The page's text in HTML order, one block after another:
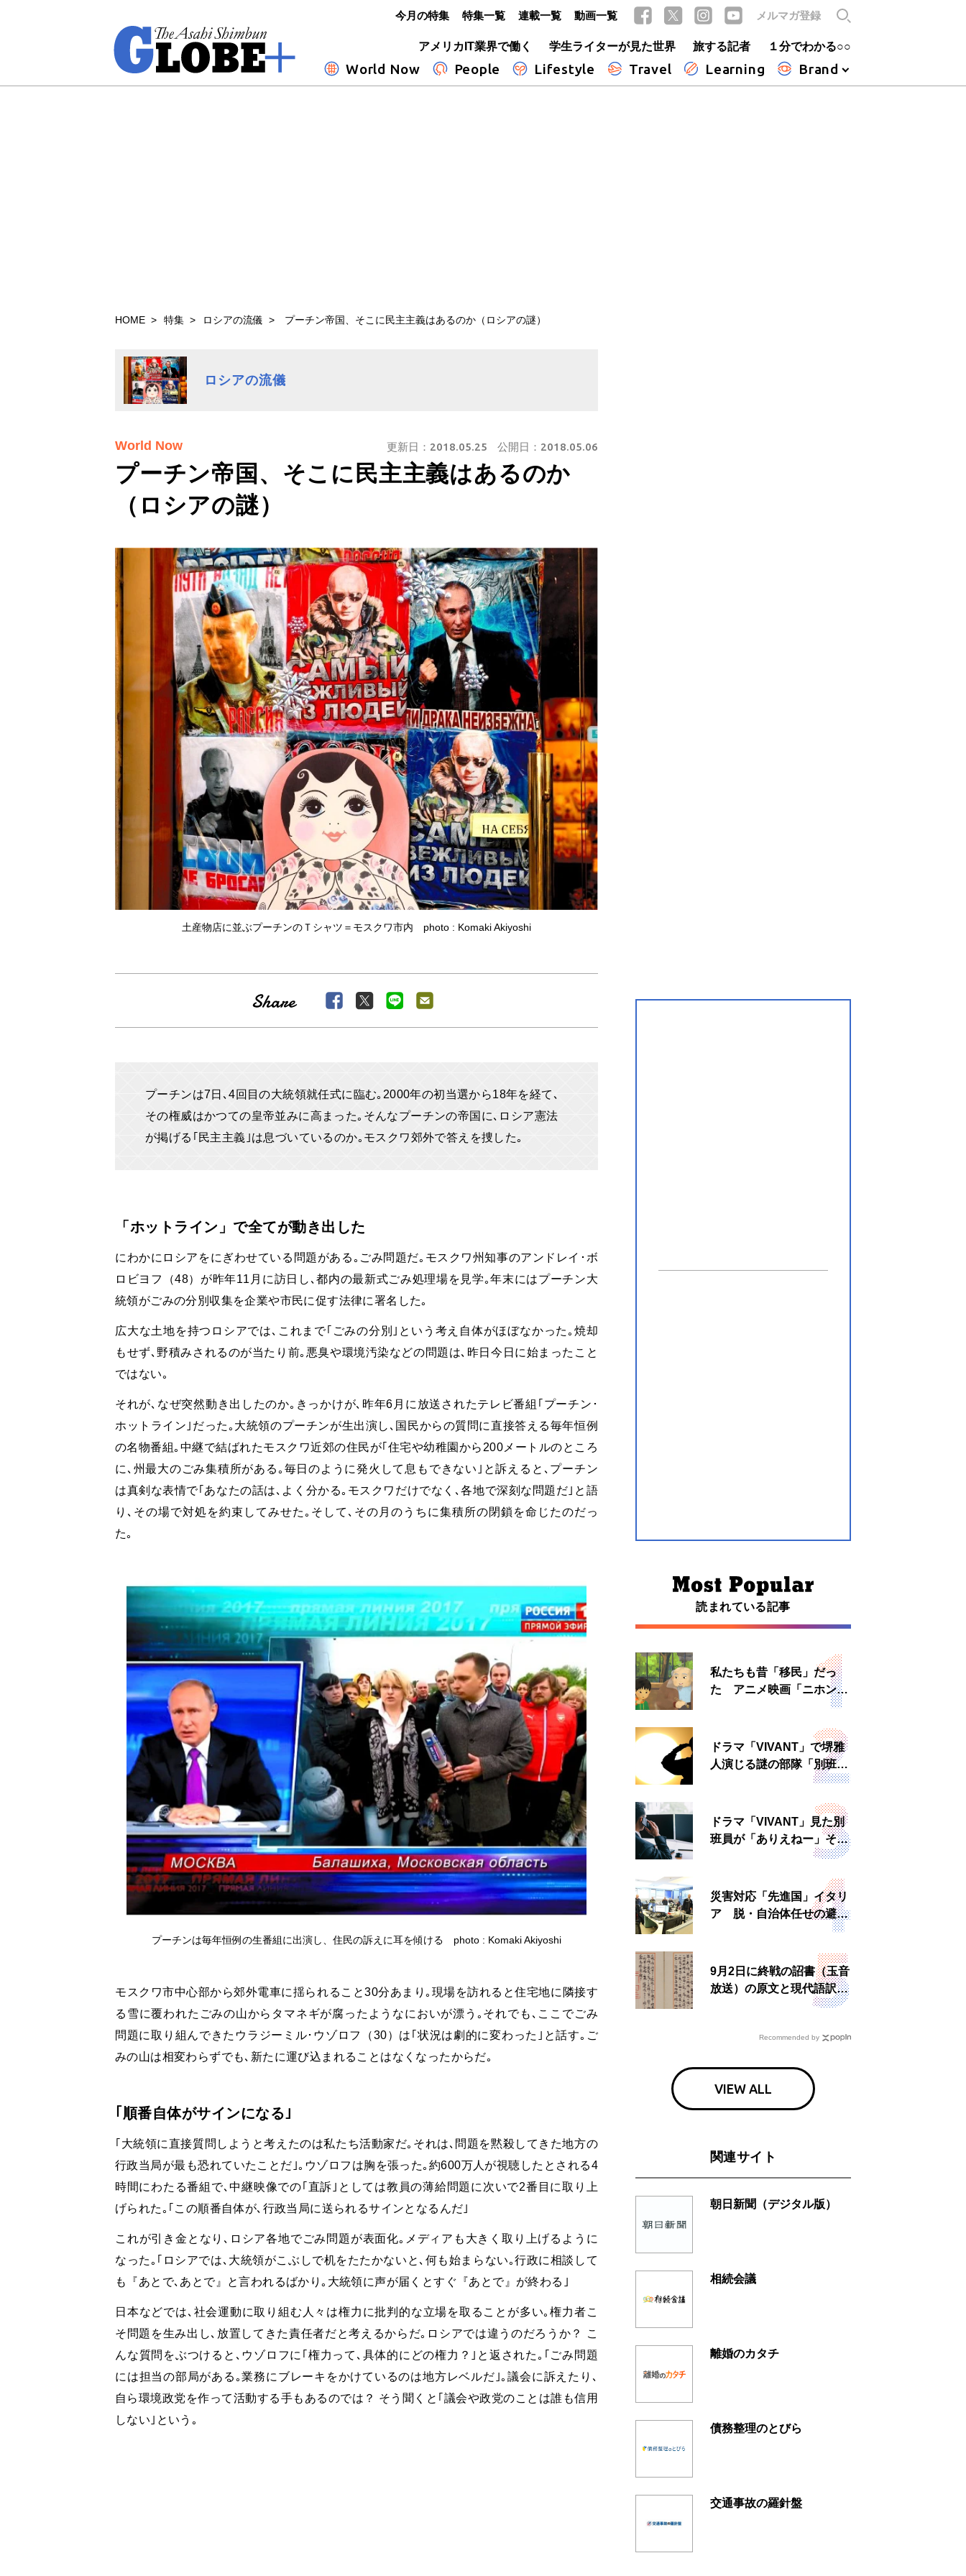
アメリカIT業界で働く
学生ライターが見た世界 旅する記者 １分でわかる○○
World Now People Lifestyle Travel Learning Brand
今月の特集 特集一覧 連載一覧 動画一覧 メルマガ登録
HOME 特集 ロシアの流儀 プーチン帝国、そこに民主主義はあるのか（ロシアの謎）
ロシアの流儀
プーチン帝国、そこに民主主義はあるのか
（ロシアの謎）
World Now 更新日： 2018.05.25 公開日： 2018.05.06
土産物店に並ぶプーチンのＴシャツ＝モスクワ市内 photo : Komaki Akiyoshi
プーチンは7日､4回目の大統領就任式に臨む｡2000年の初当選から18年を経て､
その権威はかつての皇帝並みに高まった｡そんなプーチンの帝国に､ロシア憲法
が掲げる｢民主主義｣は息づいているのか｡モスクワ郊外で答えを捜した｡
「ホットライン」で全てが動き出した
にわかにロシアをにぎわせている問題がある｡ごみ問題だ｡モスクワ州知事のアンドレイ･ボ
ロビヨフ（48）が昨年11月に訪日し､都内の最新式ごみ処理場を見学｡年末にはプーチン大
統領がごみの分別収集を企業や市民に促す法律に署名した｡
広大な土地を持つロシアでは､これまで｢ごみの分別｣という考え自体がほぼなかった｡焼却
もせず､野積みされるのが当たり前｡悪臭や環境汚染などの問題は､昨日今日に始まったこと
ではない｡
それが､なぜ突然動き出したのか｡きっかけが､昨年6月に放送されたテレビ番組｢プーチン･
ホットライン｣だった｡大統領のプーチンが生出演し､国民からの質問に直接答える毎年恒例
の名物番組｡中継で結ばれたモスクワ近郊の住民が｢住宅や幼稚園から200メートルのところ
に､州最大のごみ集積所がある｡毎日のように発火して息もできない｣と訴えると､プーチン
は真剣な表情で｢あなたの話は､よく分かる｡モスクワだけでなく､各地で深刻な問題だ｣と語
り､その場で対処を約束してみせた｡そして､その月のうちに集積所の閉鎖を命じたのだっ
た｡
プーチンは毎年恒例の生番組に出演し、住民の訴えに耳を傾ける photo : Komaki Akiyoshi
モスクワ市中心部から郊外電車に揺られること30分あまり｡現場を訪れると住宅地に隣接す
る雪に覆われたごみの山からタマネギが腐ったようなにおいが漂う｡それでも､ここでごみ
問題に取り組んできたウラジーミル･ウゾロフ（30）は｢状況は劇的に変わった｣と話す｡ご
みの山は相変わらずでも､新たに運び込まれることはなくなったからだ｡
｢順番自体がサインになる｣
｢大統領に直接質問しようと考えたのは私たち活動家だ｡それは､問題を黙殺してきた地方の
行政当局が最も恐れていたことだ｣｡ウゾロフは胸を張った｡約600万人が視聴したとされる4
時間にわたる番組で､中継映像での｢直訴｣としては教員の薄給問題に次いで2番目に取り上
げられた｡｢この順番自体が､行政当局に送られるサインとなるんだ｣
これが引き金となり､ロシア各地でごみ問題が表面化｡メディアも大きく取り上げるように
なった｡｢ロシアでは､大統領がこぶしで机をたたかないと､何も始まらない｡行政に相談して
も『あとで､あとで』と言われるばかり｡大統領に声が届くとすぐ『あとで』が終わる｣
日本などでは､社会運動に取り組む人々は権力に批判的な立場を取ることが多い｡権力者こ
そ問題を生み出し､放置してきた責任者だと考えるからだ｡ロシアでは違うのだろうか？ こ
んな質問をぶつけると､ウゾロフに｢権力って､具体的にどの権力？｣と返された｡｢ごみ問題
には担当の部局がある｡業務にブレーキをかけているのは地方レベルだ｣｡議会に訴えたり､
自ら環境政党を作って活動する手もあるのでは？ そう聞くと｢議会や政党のことは誰も信用
しない｣という｡
読まれている記事
私たちも昔「移民」だっ
た アニメ映画「ニホンジ
ドラマ「VIVANT」で堺雅
人演じる謎の部隊「別班」
は実在する？内情知る人物
ドラマ「VIVANT」見た別
班員が「ありえねー」その
理由とは 非公然組織ゆえ
災害対応「先進国」イタリ
ア 脱・自治体任せの避難
所運営、被災者への温かい
9月2日に終戦の詔書（玉音
放送）の原文と現代語訳を
読む もう一つの「終戦の
Recommended by
VIEW ALL
関連サイト
朝日新聞（デジタル版）
相続会議
離婚のカタチ
債務整理のとびら
交通事故の羅針盤